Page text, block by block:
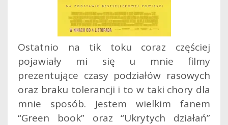
Ostatnio na tik toku coraz częściej
pojawiały mi się u mnie filmy
prezentujące czasy podziałów rasowych
oraz braku tolerancji i to w taki chory dla
mnie sposób. Jestem wielkim fanem
“Green book” oraz “Ukrytych działań”